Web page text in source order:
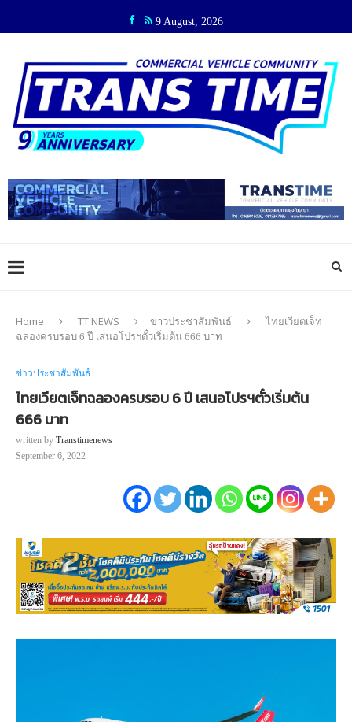
9 August, 2026
Home TT NEWS ข่าวประชาสัมพันธ์
ไทยเวียตเจ็ท
ฉลองครบรอบ 6 ปี เสนอโปรฯตั๋วเริ่มต้น 666 บาท
ข่าวประชาสัมพันธ์
ไทยเวียตเจ็ทฉลองครบรอบ 6 ปี เสนอโปรฯตั๋วเริ่มต้น
666 บาท
written by Transtimenews
September 6, 2022